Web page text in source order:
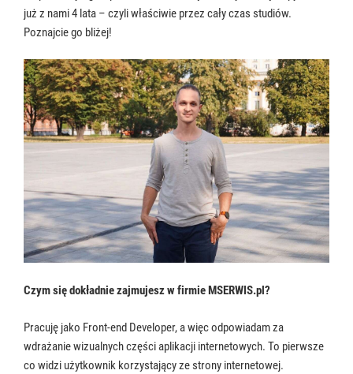
już z nami 4 lata – czyli właściwie przez cały czas studiów.
Poznajcie go bliżej!
Czym się dokładnie zajmujesz w firmie MSERWIS.pl?
Pracuję jako Front-end Developer, a więc odpowiadam za
wdrażanie wizualnych części aplikacji internetowych. To pierwsze
co widzi użytkownik korzystający ze strony internetowej.